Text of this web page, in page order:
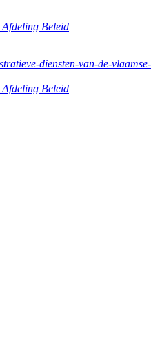
Beleid
diensten-van-de-
Beleid